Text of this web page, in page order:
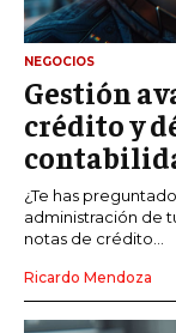
NEGOCIOS
Gestión
crédito y
¿Te has
administración de
notas de crédito...
Ricardo Mendoza